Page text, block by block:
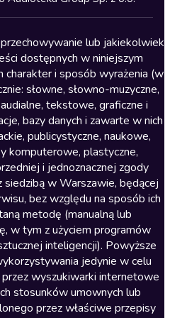
lub jakiekolwiek
dostępnych w niniejszym
i sposób wyrażenia (w
słowne, słowno-muzyczne,
tekstowe, graficzne i
bazy danych i zawarte w nich
publicystyczne, naukowe,
komputerowe, plastyczne,
i jednoznacznej zgody
siedzibą w Warszawie, będącej
bez względu na sposób ich
metodę (manualną lub
w tym z użyciem programów
inteligencji). Powyższe
jedynie w celu
wyszukiwarki internetowe
stosunków umownych lub
przez właściwe przepisy